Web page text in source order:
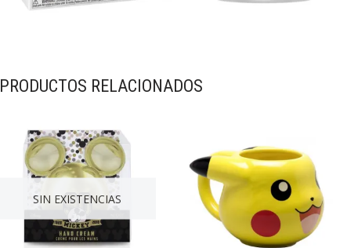
PRODUCTOS RELACIONADOS
SIN EXISTENCIAS